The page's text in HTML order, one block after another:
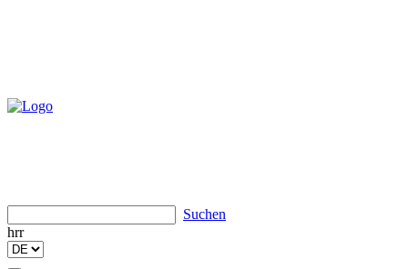
Suchen
hrr